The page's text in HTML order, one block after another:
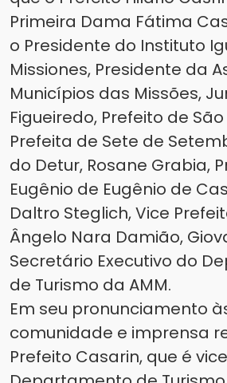
Primeira Dama Fátima
o Presidente do Instituto
Missiones, Presidente da
Municípios das Missões,
Figueiredo, Prefeito de
Prefeita de Sete de
do Detur, Rosane Grabia,
Eugênio de Eugênio de
Daltro Steglich, Vice
Ângelo Nara Damião,
Secretário Executivo do
de Turismo da AMM.
Em seu pronunciamento
comunidade e imprensa
Prefeito Casarin, que é